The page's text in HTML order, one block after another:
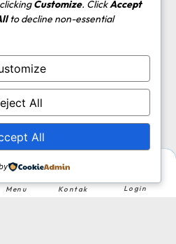
Menu Kontak Login
Customize. ClickAccept
to decline non-essential
All
All